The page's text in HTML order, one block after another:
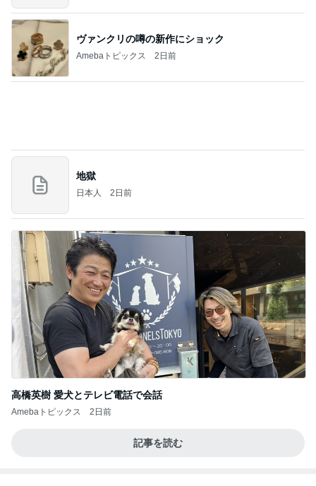
ヴァンクリの噂の新作にショック
Amebaトピックス 2日前
地獄
日本人 2日前
高橋英樹 愛犬とテレビ電話で会話
Amebaトピックス 2日前
記事を読む